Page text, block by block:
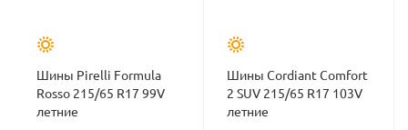
Шины Pirelli Formula
Rosso 215/65 R17 99V
летние
Шины Cordiant Comfort
2 SUV 215/65 R17 103V
летние